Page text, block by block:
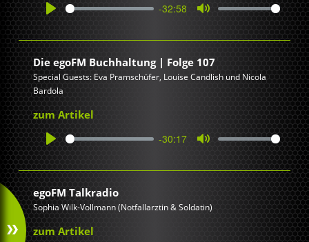
-32:58
Die egoFM Buchhaltung | Folge 107
Special Guests: Eva Pramschüfer, Louise Candlish und Nicola
Bardola
zum Artikel
-30:17
egoFM Talkradio
Sophia Wilk-Vollmann (Notfallarztin & Soldatin)
zum Artikel